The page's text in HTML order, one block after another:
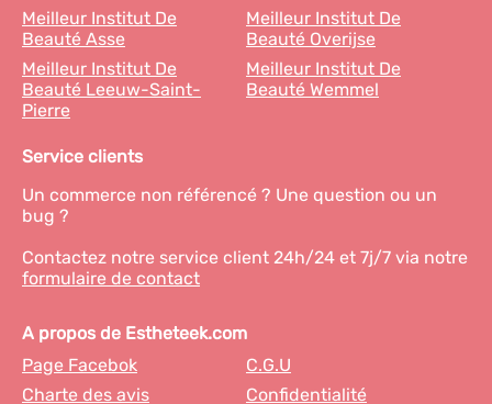
Meilleur Institut De
Beauté Asse
Meilleur Institut De
Beauté Overijse
Meilleur Institut De
Beauté Leeuw-Saint-
Pierre
Meilleur Institut De
Beauté Wemmel
Service clients
Un commerce non référencé ? Une question ou un
bug ?
Contactez notre service client 24h/24 et 7j/7 via notre
formulaire de contact
A propos de Estheteek.com
Page Facebok
C.G.U
Charte des avis
Confidentialité